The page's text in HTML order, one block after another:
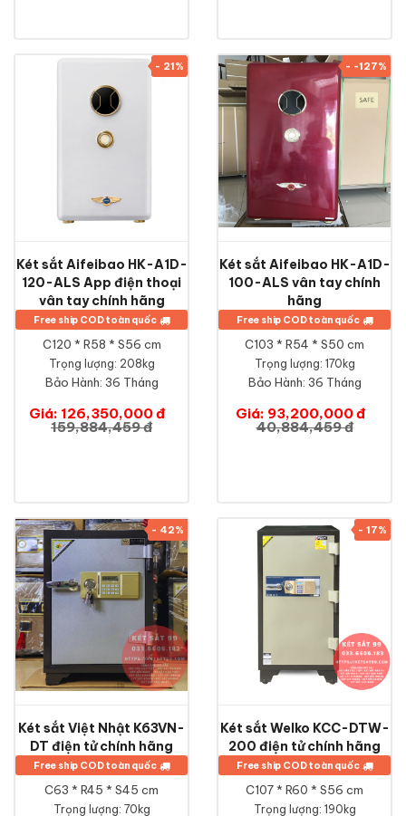
- 21%
Két sắt Aifeibao HK-A1D-
120-ALS App điện thoại
vân tay chính hãng
Free ship COD toàn quốc
C120 * R58 * S56 cm
Trọng lượng: 208kg
Bảo Hành: 36 Tháng
Giá: 126,350,000 đ
159,884,459 đ
- -127%
Két sắt Aifeibao HK-A1D-
100-ALS vân tay chính
hãng
Free ship COD toàn quốc
C103 * R54 * S50 cm
Trọng lượng: 170kg
Bảo Hành: 36 Tháng
Giá: 93,200,000 đ
40,884,459 đ
- 42%
Két sắt Việt Nhật K63VN-
DT điện tử chính hãng
Free ship COD toàn quốc
C63 * R45 * S45 cm
Trọng lượng: 70kg
- 17%
Két sắt Welko KCC-DTW-
200 điện tử chính hãng
Free ship COD toàn quốc
C107 * R60 * S56 cm
Trọng lượng: 190kg